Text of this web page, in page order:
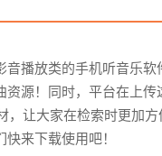
音播放类的手机听音乐
源！同时，平台在上
，让大家在检索时更加
来下载使用吧！